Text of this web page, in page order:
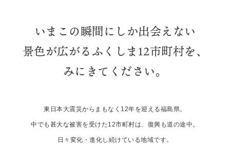
いまこの瞬間にしか出会えない
景色が広がるふくしま12市町村を、
みにきてください。
東日本大震災からまもなく12年を迎える福島県。
中でも甚大な被害を受けた12市町村は、復興も道の途中。
日々変化・進化し続けている地域です。